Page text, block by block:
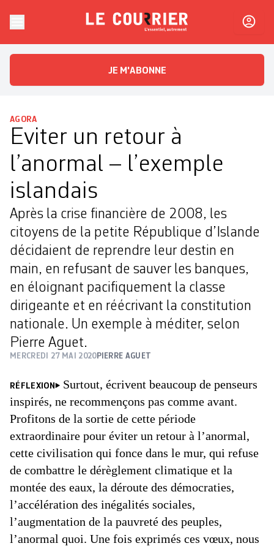
Le CourrierL'essentiel, autrement
JE M'ABONNE
AGORA
Eviter un retour à
l’anormal – l’exemple
islandais
Après la crise financière de 2008, les
citoyens de la petite République d’Islande
décidaient de reprendre leur destin en
main, en refusant de sauver les banques,
en éloignant pacifiquement la classe
dirigeante et en réécrivant la constitution
nationale. Un exemple à méditer, selon
Pierre Aguet.
MERCREDI 27 MAI 2020PIERRE AGUET
RÉFLEXION
Surtout, écrivent beaucoup de penseurs
inspirés, ne recommençons pas comme avant.
Profitons de la sortie de cette période
extraordinaire pour éviter un retour à l’anormal,
cette civilisation qui fonce dans le mur, qui refuse
de combattre le dérèglement climatique et la
montée des eaux, la déroute des démocraties,
l’accélération des inégalités sociales,
l’augmentation de la pauvreté des peuples,
l’anormal quoi. Une fois exprimés ces vœux, nous